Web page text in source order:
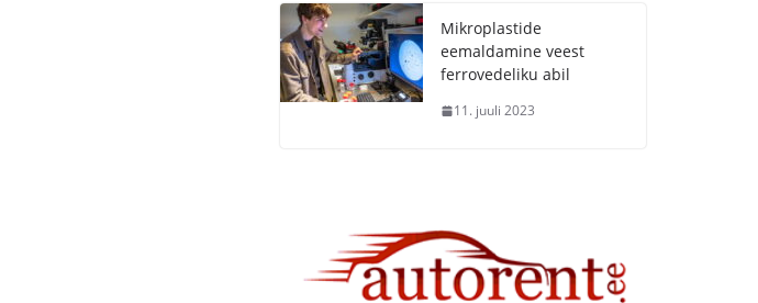
Mikroplastide
eemaldamine veest
ferrovedeliku abil
11. juuli 2023